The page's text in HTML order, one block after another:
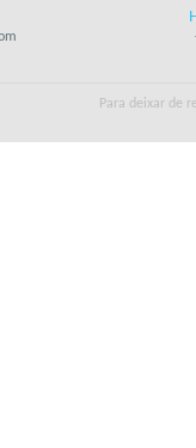
Para deixar de